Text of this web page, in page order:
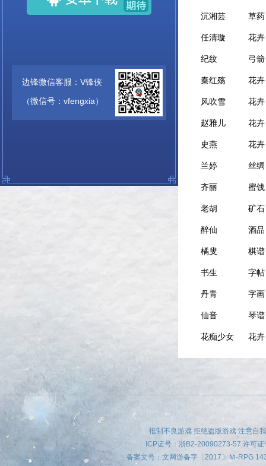
边锋微信客服：V锋侠
（微信号：vfengxia）
沉湘芸 草药
任清璇 花卉
纪纹 弓箭
秦红殇 花卉
风吹雪 花卉
赵雅儿 花卉
史燕 花卉
兰婷 丝绸
齐丽 蜜饯
老胡 矿石
醉仙 酒品
橘叟 棋谱
书生 字帖
丹青 字画
仙音 琴谱
花痴少女 花卉
神医 琴谱
傅剑寒 酒品
抵制不良游戏 拒绝盗版游戏 注意自
ICP证号： 浙B2-20090273-57 许可
备案文号：文网游备字〔2017〕Ｍ-RPG